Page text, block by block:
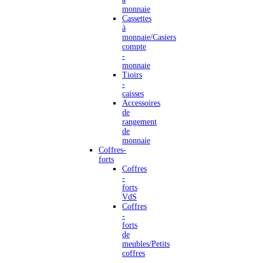
monnaie
Cassettes
à
monnaie/Casiers
compte
-
monnaie
Tioirs
-
caisses
Accessoires
de
rangement
de
monnaie
Coffres-
forts
Coffres
-
forts
VdS
Coffres
-
forts
de
meubles/Petits
coffres